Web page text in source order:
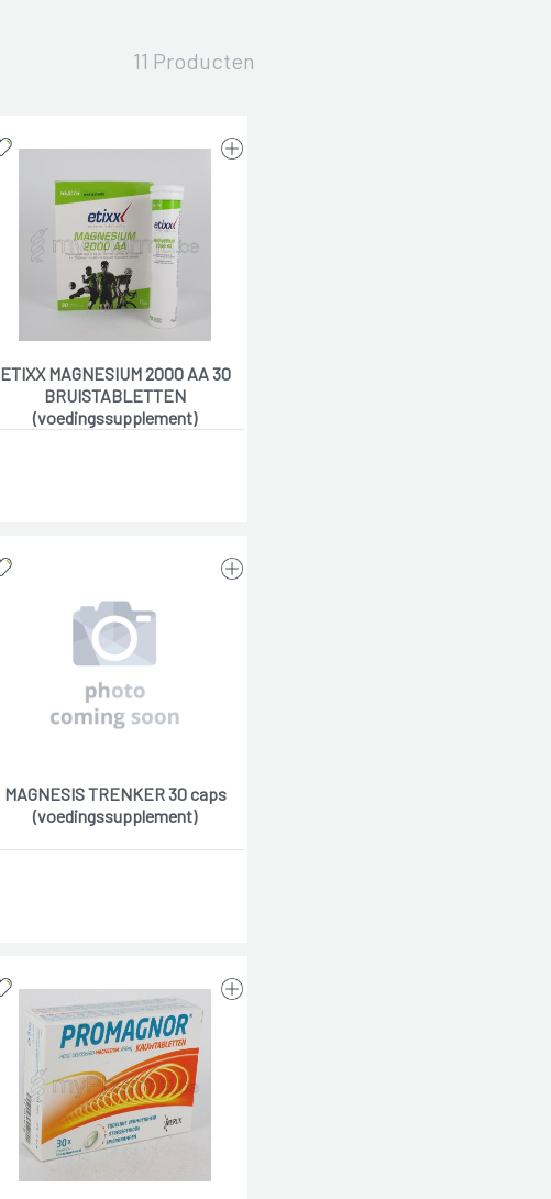
11 Producten
ETIXX MAGNESIUM 2000 AA 30
BRUISTABLETTEN
(voedingssupplement)
MAGNESIS TRENKER 30 caps
(voedingssupplement)